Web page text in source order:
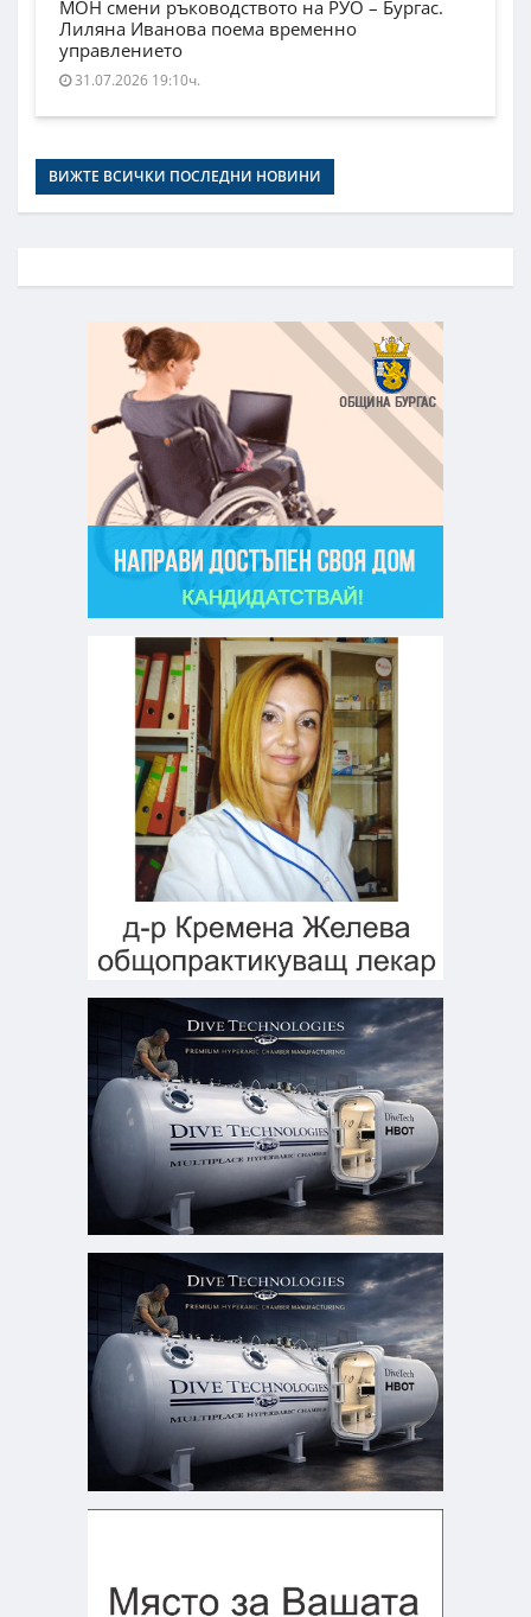
МОН смени ръководството на РУО – Бургас.
Лиляна Иванова поема временно
управлението
31.07.2026 19:10ч.
ВИЖТЕ ВСИЧКИ ПОСЛЕДНИ НОВИНИ